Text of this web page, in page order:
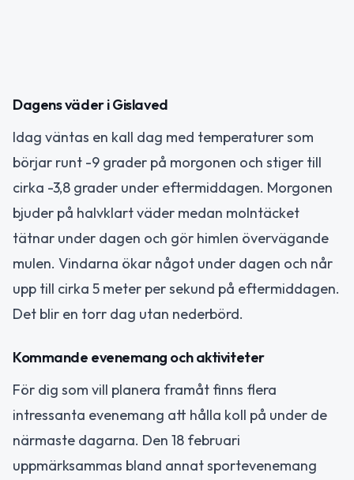
Dagens väder i Gislaved
Idag väntas en kall dag med temperaturer som
börjar runt -9 grader på morgonen och stiger till
cirka -3,8 grader under eftermiddagen. Morgonen
bjuder på halvklart väder medan molntäcket
tätnar under dagen och gör himlen övervägande
mulen. Vindarna ökar något under dagen och når
upp till cirka 5 meter per sekund på eftermiddagen.
Det blir en torr dag utan nederbörd.
Kommande evenemang och aktiviteter
För dig som vill planera framåt finns flera
intressanta evenemang att hålla koll på under de
närmaste dagarna. Den 18 februari
uppmärksammas bland annat sportevenemang